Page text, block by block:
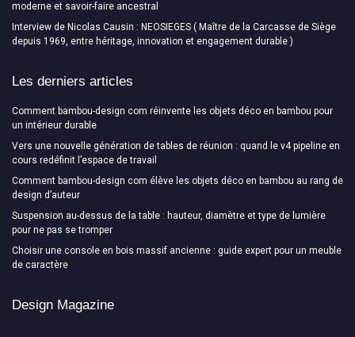
moderne et savoir-faire ancestral
Interview de Nicolas Causin : NEOSIEGES ( Maître de la Carcasse de Siège
depuis 1969, entre héritage, innovation et engagement durable )
Les derniers articles
Comment bambou-design com réinvente les objets déco en bambou pour
un intérieur durable
Vers une nouvelle génération de tables de réunion : quand le v4 pipeline en
cours redéfinit l’espace de travail
Comment bambou-design com élève les objets déco en bambou au rang de
design d’auteur
Suspension au-dessus de la table : hauteur, diamètre et type de lumière
pour ne pas se tromper
Choisir une console en bois massif ancienne : guide expert pour un meuble
de caractère
Design Magazine